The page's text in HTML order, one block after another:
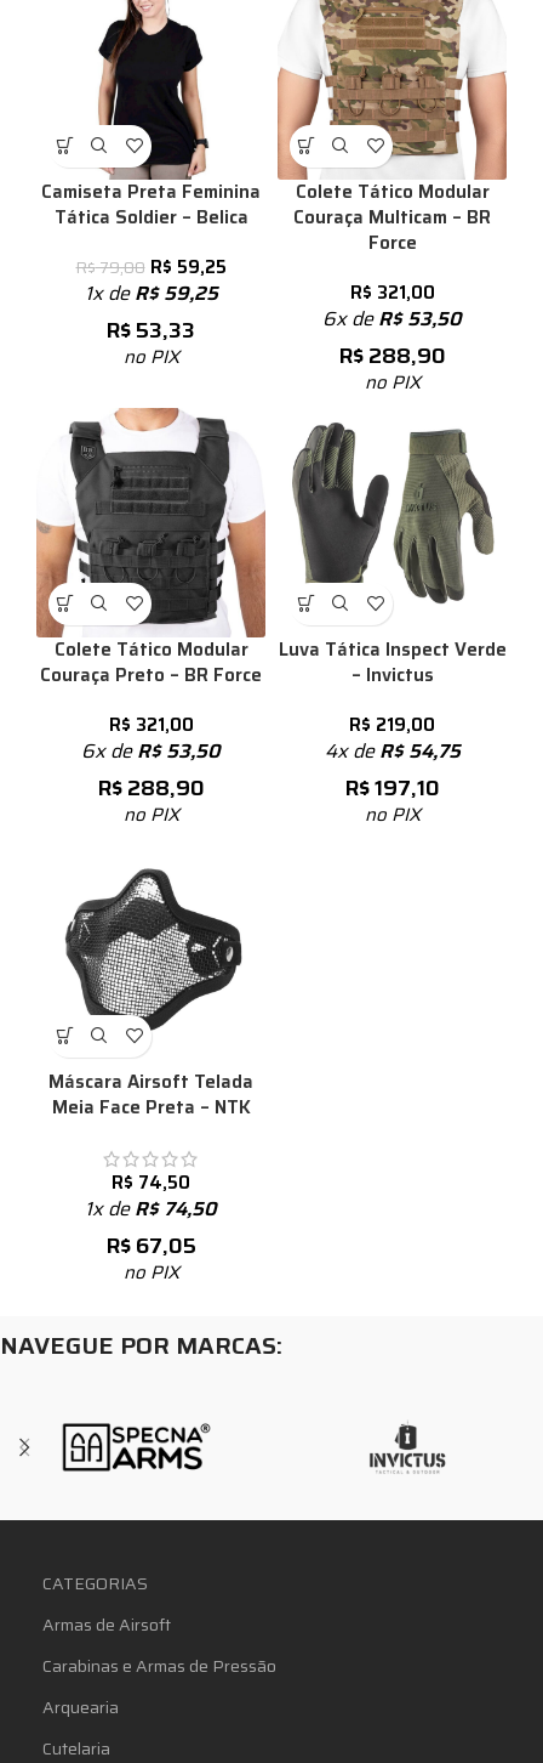
Camiseta Preta Feminina
Tática Soldier – Belica
R$79,00 R$ 59,25
1x deR$59,25
R$53,33
no PIX
Colete Tático Modular
Couraça Multicam – BR
Force
R$ 321,00
6x deR$53,50
R$288,90
no PIX
Colete Tático Modular
Couraça Preto – BR Force
R$ 321,00
6x deR$53,50
R$288,90
no PIX
Luva Tática Inspect Verde
– Invictus
R$ 219,00
4x deR$54,75
R$197,10
no PIX
Máscara Airsoft Telada
Meia Face Preta – NTK
R$ 74,50
1x deR$74,50
R$67,05
no PIX
NAVEGUE POR MARCAS:
CATEGORIAS
Armas de Airsoft
Carabinas e Armas de Pressão
Arquearia
Cutelaria